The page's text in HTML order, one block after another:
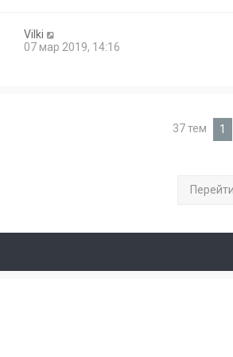
Vilki
07 мар 2019, 14:16
37 тем 1
Перейти